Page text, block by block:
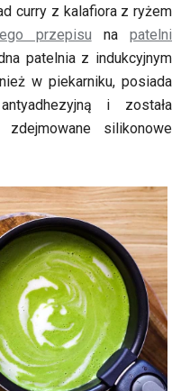
curry z kalafiora z ryżem
przepisu napatelni
patelnia z indukcyjnym
w piekarniku, posiada
i została
silikonowe